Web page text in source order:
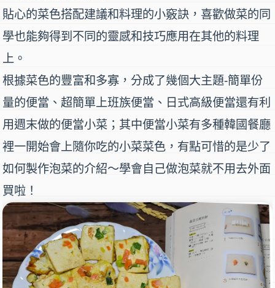
貼心的菜色搭配建議和料理的小竅訣，喜歡做菜的同
學也能夠得到不同的靈感和技巧應用在其他的料理
上。
根據菜色的豐富和多寡，分成了幾個大主題-簡單份
量的便當 、 超簡單上班族便當 、 日式高級便當還有利
用週末做的便當小菜； 其中便當小菜有多種韓國餐廳
裡一開始會上隨你吃的小菜菜色，有點可惜的是少了
如何製作泡菜的介紹～學會自己做泡菜就不用去外面
買啦！